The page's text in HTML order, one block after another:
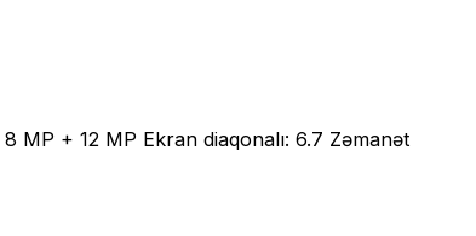
MP + 12 MP Ekran diaqonalı: 6.7 Zəmanət